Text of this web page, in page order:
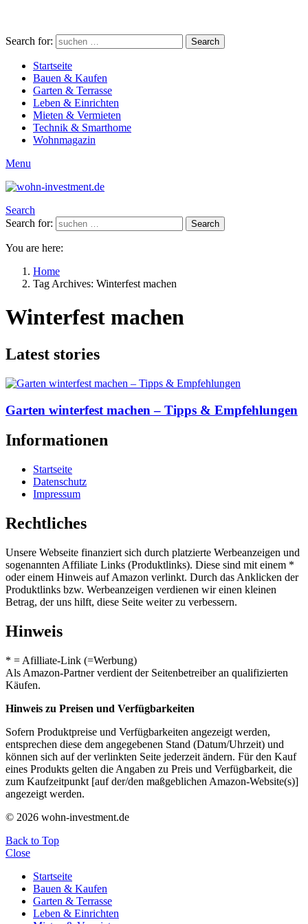
Search for: Search
Startseite
Bauen & Kaufen
Garten & Terrasse
Leben & Einrichten
Mieten & Vermieten
Technik & Smarthome
Wohnmagazin
Menu
Search
Search for:
Search
You are here:
Home
Tag Archives: Winterfest machen
Winterfest machen
Latest stories
Garten winterfest machen – Tipps & Empfehlungen
Informationen
Startseite
Datenschutz
Impressum
Rechtliches
Unsere Webseite finanziert sich durch platzierte Werbeanzeigen und
sogenannten Affiliate Links (Produktlinks). Diese sind mit einem *
oder einem Hinweis auf Amazon verlinkt. Durch das Anklicken der
Produktlinks bzw. Werbeanzeigen verdienen wir einen kleinen
Betrag, der uns hilft, diese Seite weiter zu verbessern.
Hinweis
* = Afilliate-Link (=Werbung)
Als Amazon-Partner verdient der Seitenbetreiber an qualifizierten
Käufen.
Hinweis zu Preisen und Verfügbarkeiten
Sofern Produktpreise und Verfügbarkeiten angezeigt werden,
entsprechen diese dem angegebenen Stand (Datum/Uhrzeit) und
können sich auf der verlinkten Seite jederzeit ändern. Für den Kauf
eines Produkts gelten die Angaben zu Preis und Verfügbarkeit, die
zum Kaufzeitpunkt [auf der/den maßgeblichen Amazon-Website(s)]
angezeigt werden.
© 2026 wohn-investment.de
Back to Top
Close
Startseite
Bauen & Kaufen
Garten & Terrasse
Leben & Einrichten